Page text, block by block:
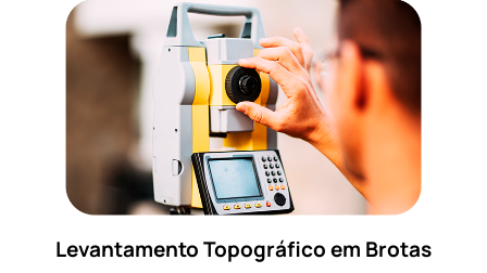
Levantamento Topográfico em Brotas